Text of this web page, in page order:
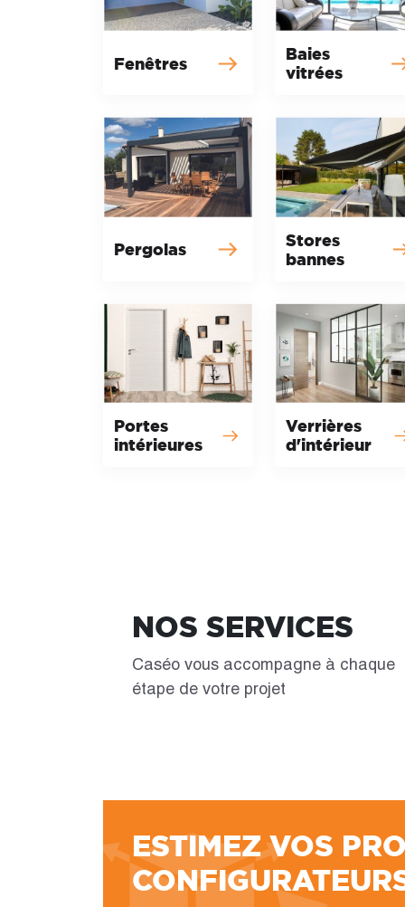
Fenêtres
Baies
vitrées
Pergolas
Stores
bannes
Portes
intérieures
Verrières
d'intérieur
NOS SERVICES
Caséo vous accompagne à chaque
étape de votre projet
ESTIMEZ VOS